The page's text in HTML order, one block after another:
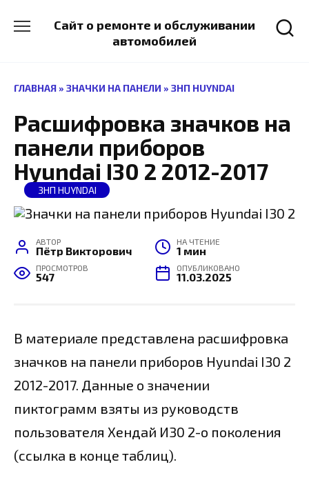
содержанию
Сайт о ремонте и обслуживании
автомобилей
ГЛАВНАЯ » ЗНАЧКИ НА ПАНЕЛИ » ЗНП HUYNDAI
Расшифровка значков на
панели приборов
Hyundai I30 2 2012-2017
ЗНП HUYNDAI
АВТОР
Пётр Викторович
НА ЧТЕНИЕ
1 мин
ПРОСМОТРОВ
547
ОПУБЛИКОВАНО
11.03.2025
В материале представлена расшифровка
значков на панели приборов Hyundai I30 2
2012-2017. Данные о значении
пиктограмм взяты из руководств
пользователя Хендай И30 2-о поколения
(ссылка в конце таблиц).